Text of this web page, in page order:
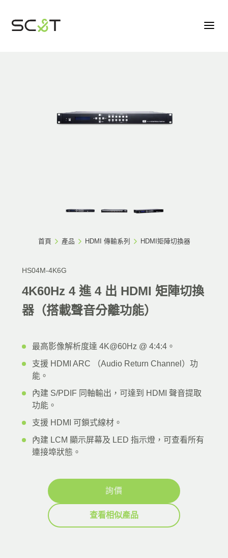
首頁 產品 HDMI 傳輸系列 HDMI矩陣切換器
HS04M-4K6G
4K60Hz 4 進 4 出 HDMI 矩陣切換
器（搭載聲音分離功能）
最高影像解析度達 4K@60Hz @ 4:4:4。
支援 HDMI ARC （Audio Return Channel）功
能。
內建 S/PDIF 同軸輸出，可達到 HDMI 聲音提取
功能。
支援 HDMI 可鎖式線材。
內建 LCM 顯示屏幕及 LED 指示燈，可查看所有
連接埠狀態。
詢價
查看相似產品